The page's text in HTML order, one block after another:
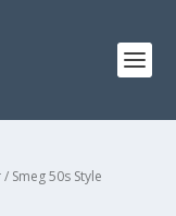
/ Smeg 50s Style